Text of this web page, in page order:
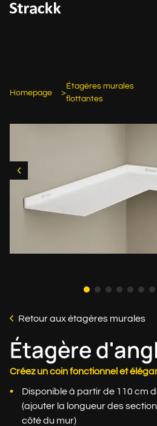
Homepage
Étagères murales
flottantes
Retour aux étagères murales
Étagère
Créez un coin fonctionnel et
Disponible à partir de 110 cm
(ajouter la longueur des
côté du mur)